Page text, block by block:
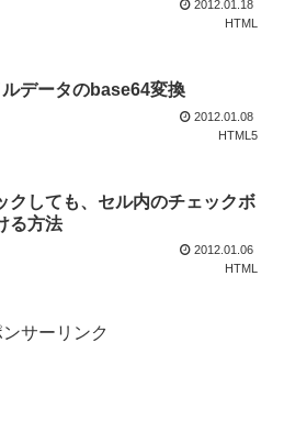
2012.01.18
HTML
データのbase64変換
2012.01.08
HTML5
クしても、セル内のチェックボ
る方法
2012.01.06
HTML
ンサーリンク